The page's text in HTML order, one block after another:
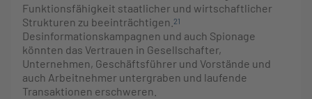
Funktionsfähigkeit staatlicher und wirtschaftlicher
Strukturen zu beeinträchtigen. 21
Desinformationskampagnen und auch Spionage
könnten das Vertrauen in Gesellschafter,
Unternehmen, Geschäftsführer und Vorstände und
auch Arbeitnehmer untergraben und laufende
Transaktionen erschweren.